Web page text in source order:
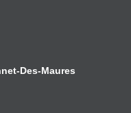
Des-Maures